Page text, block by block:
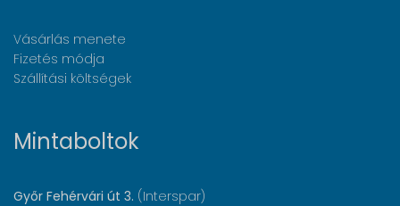
Vásárlás menete
Fizetés módja
Szállítási költségek
Mintaboltok
Győr Fehérvári út 3. (Interspar)